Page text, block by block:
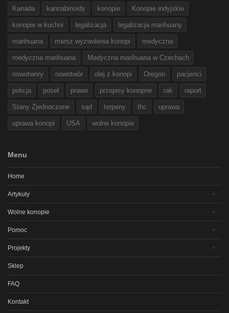
Kanada kannabinoidy konopie Konopie indyjskie
konopie w kuchni legalizacja legalizacja marihuany
marihuana marsz wyzwolenia konopi medyczna
medyczna marihuana Medyczna marihuana w Czechach
nowotwory nowotwór olej z konopi Oregon pacjenci
policja poseł prawo przepisy konopne rak raport
Stany Zjednoczone sąd terpeny thc uprawa
uprawa konopi USA wolne konopie
Menu
Home
Artykuły
Wolne konopie
Pomoc
Projekty
Sklep
FAQ
Kontakt